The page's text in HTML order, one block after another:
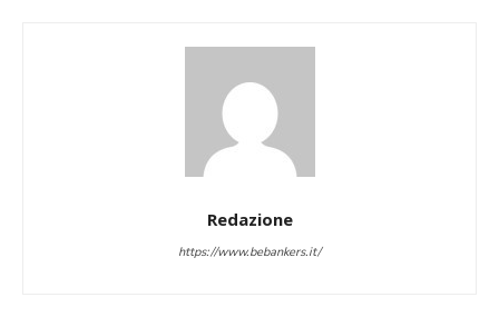
Redazione
https://www.bebankers.it/